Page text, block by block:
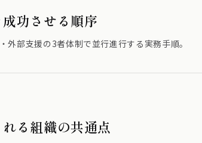
功させる順序
部支援の3者体制で並行進行する実務手順。
る組織の共通点